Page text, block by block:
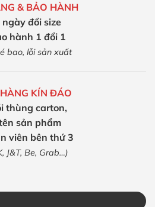
& BẢO HÀNH
ngày đổi size
hành 1 đổi 1
bao, lỗi sản xuất
KÍN ĐÁO
thùng carton,
sản phẩm
viên bên thứ 3
J&T, Be, Grab…)